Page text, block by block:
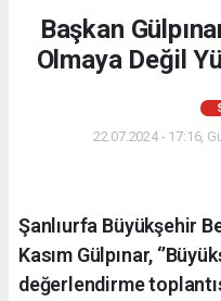
Başkan
Olmaya Değil
22.07.2024 - 17:16,
Şanlıurfa Büyükşehir
Kasım Gülpınar,
değerlendirme